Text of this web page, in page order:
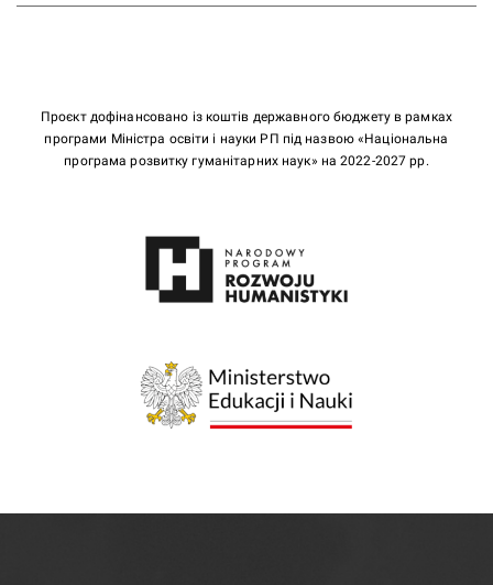
Проєкт дофінансовано із коштів державного бюджету в рамках
програми Міністра освіти і науки РП під назвою «Національна
програма розвитку гуманітарних наук» на 2022-2027 рр.